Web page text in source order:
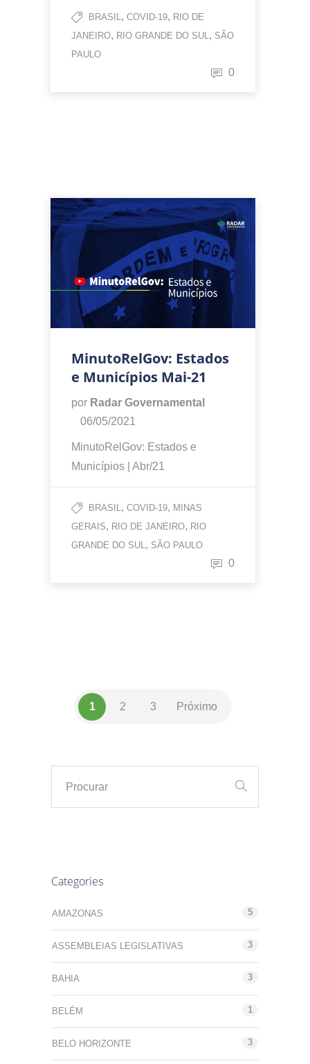
BRASIL, COVID-19, RIO DE
JANEIRO, RIO GRANDE DO SUL, SÃO
PAULO
0
MinutoRelGov: Estados
e Municípios Mai-21
por Radar Governamental
06/05/2021
MinutoRelGov: Estados e
Municípios | Abr/21
BRASIL, COVID-19, MINAS
GERAIS, RIO DE JANEIRO, RIO
GRANDE DO SUL, SÃO PAULO
0
1 2 3 Próximo
Categories
AMAZONAS 5
ASSEMBLEIAS LEGISLATIVAS 3
BAHIA 3
BELÉM 1
BELO HORIZONTE 3